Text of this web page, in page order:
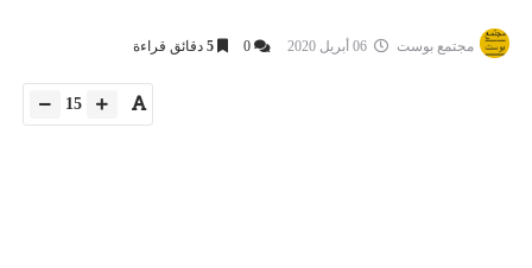
مجتمع بوست 0
5 دقائق قراءة
15